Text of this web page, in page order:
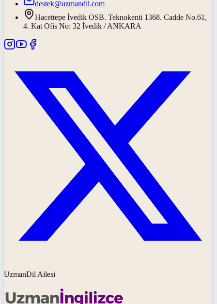
destek@uzmandil.com
Hacettepe İvedik OSB. Teknokenti 1368. Cadde No.61,
4. Kat Ofis No: 32 İvedik / ANKARA
UzmanDil Ailesi